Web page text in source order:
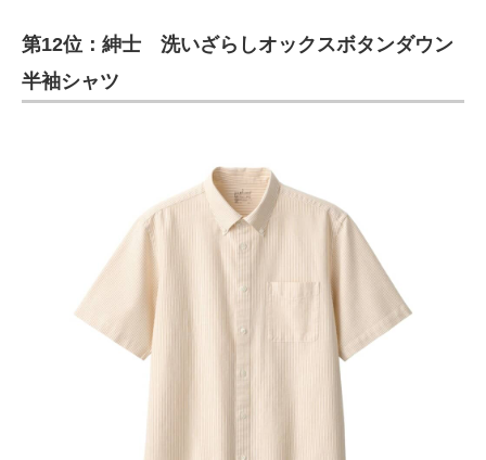
第12位：紳士 洗いざらしオックスボタンダウン
半袖シャツ